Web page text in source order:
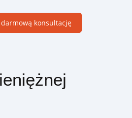
konsultację